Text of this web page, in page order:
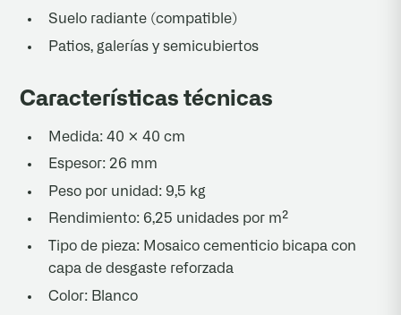
Suelo radiante (compatible)
Patios, galerías y semicubiertos
Características técnicas
Medida: 40 × 40 cm
Espesor: 26 mm
Peso por unidad: 9,5 kg
Rendimiento: 6,25 unidades por m²
Tipo de pieza: Mosaico cementicio bicapa con
capa de desgaste reforzada
Color: Blanco